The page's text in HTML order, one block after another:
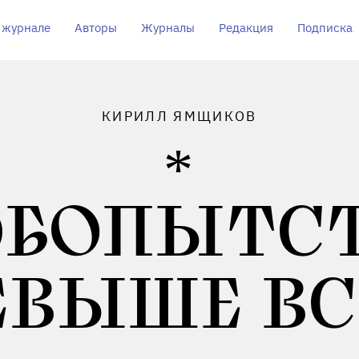
Авторы Журналы Редакция Подписка
КИРИЛЛ ЯМЩИКОВ